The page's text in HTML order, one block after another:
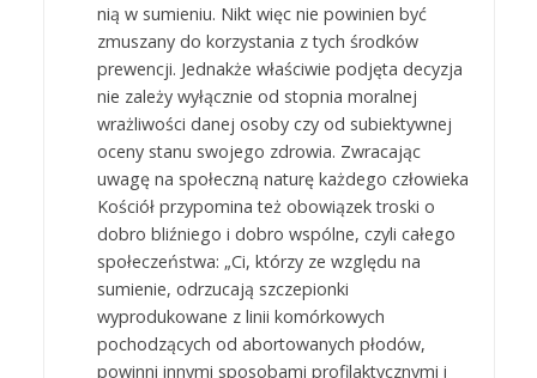
nią w sumieniu. Nikt więc nie powinien być
zmuszany do korzystania z tych środków
prewencji. Jednakże właściwie podjęta decyzja
nie zależy wyłącznie od stopnia moralnej
wrażliwości danej osoby czy od subiektywnej
oceny stanu swojego zdrowia. Zwracając
uwagę na społeczną naturę każdego człowieka
Kościół przypomina też obowiązek troski o
dobro bliźniego i dobro wspólne, czyli całego
społeczeństwa: „Ci, którzy ze względu na
sumienie, odrzucają szczepionki
wyprodukowane z linii komórkowych
pochodzących od abortowanych płodów,
powinni innymi sposobami profilaktycznymi i